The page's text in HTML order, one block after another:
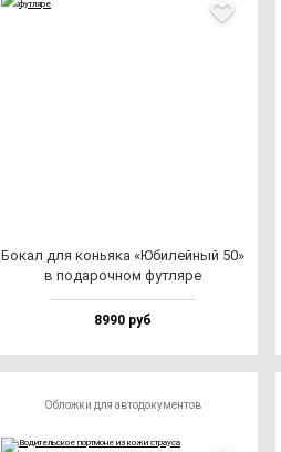
Бокал для конь­яка «Юби­лей­ный 50»
в по­да­роч­ном фут­ля­ре
8990 руб
Обложки для автодокументов